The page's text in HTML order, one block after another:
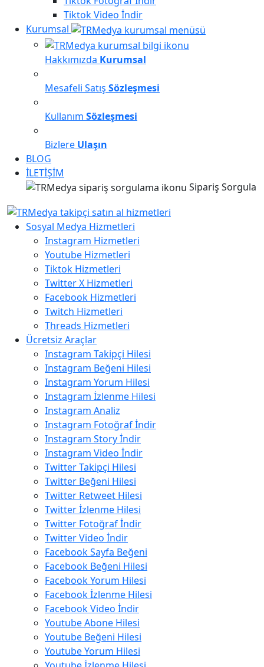
TiktokVideo İndir
Kurumsal
Hakkımızda Kurumsal
Mesafeli Satış Sözleşmesi
Kullanım Sözleşmesi
Bizlere Ulaşın
BLOG
İLETİŞİM
Sipariş Sorgula
Sosyal Medya Hizmetleri
Instagram Hizmetleri
Youtube Hizmetleri
Tiktok Hizmetleri
Twitter X Hizmetleri
Facebook Hizmetleri
Twitch Hizmetleri
Threads Hizmetleri
Ücretsiz Araçlar
Instagram Takipçi Hilesi
Instagram Beğeni Hilesi
Instagram Yorum Hilesi
Instagram İzlenme Hilesi
Instagram Analiz
Instagram Fotoğraf İndir
Instagram Story İndir
Instagram Video İndir
Twitter Takipçi Hilesi
Twitter Beğeni Hilesi
Twitter Retweet Hilesi
Twitter İzlenme Hilesi
Twitter Fotoğraf İndir
Twitter Video İndir
Facebook Sayfa Beğeni
Facebook Beğeni Hilesi
Facebook Yorum Hilesi
Facebook İzlenme Hilesi
Facebook Video İndir
Youtube Abone Hilesi
Youtube Beğeni Hilesi
Youtube Yorum Hilesi